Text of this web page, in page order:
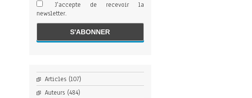
J'accepte de recevoir la
newsletter.
Articles(107)
Auteurs(484)